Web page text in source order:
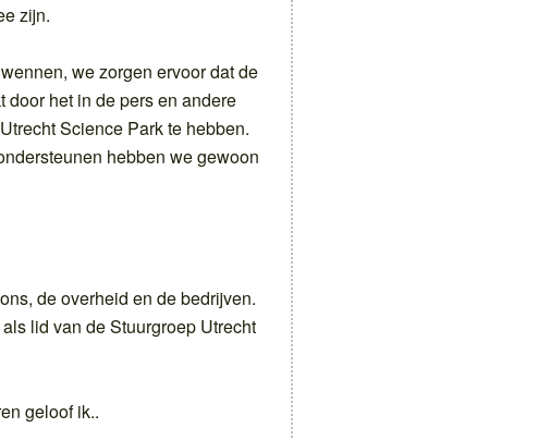
zijn.
we zorgen ervoor dat de
door het in de pers en andere
Science Park te hebben.
hebben we gewoon
de overheid en de bedrijven.
lid van de Stuurgroep Utrecht
geloof ik..